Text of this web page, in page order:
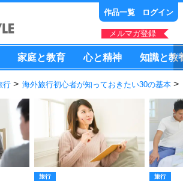
作品一覧 ログイン
メルマガ登録
家庭と教育 心と精神 知識と教
行 海外旅行初心者が知っておきたい30の基本
旅行 旅行